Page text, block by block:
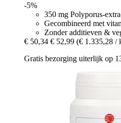
-5%
350 mg Polyporus-
Gecombineerd met
Zonder additieven &
€ 50,34 € 52,99 (€ 1.335,28 /
Gratis bezorging uiterlijk op